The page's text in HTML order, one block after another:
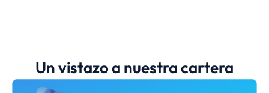
Un vistazo a nuestra cartera